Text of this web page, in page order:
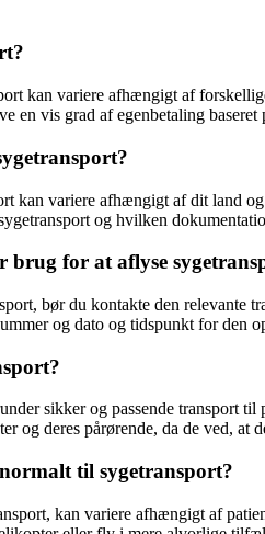
kan variere afhængigt af
en vis grad af egenbetaling
kan variere afhængigt af dit land
og hvilken
brug for at aflyse
bør du kontakte den relevante
og dato og tidspunkt for den
sikker og passende transport
og deres pårørende, da de ved, at
til sygetransport?
kan variere afhængigt af